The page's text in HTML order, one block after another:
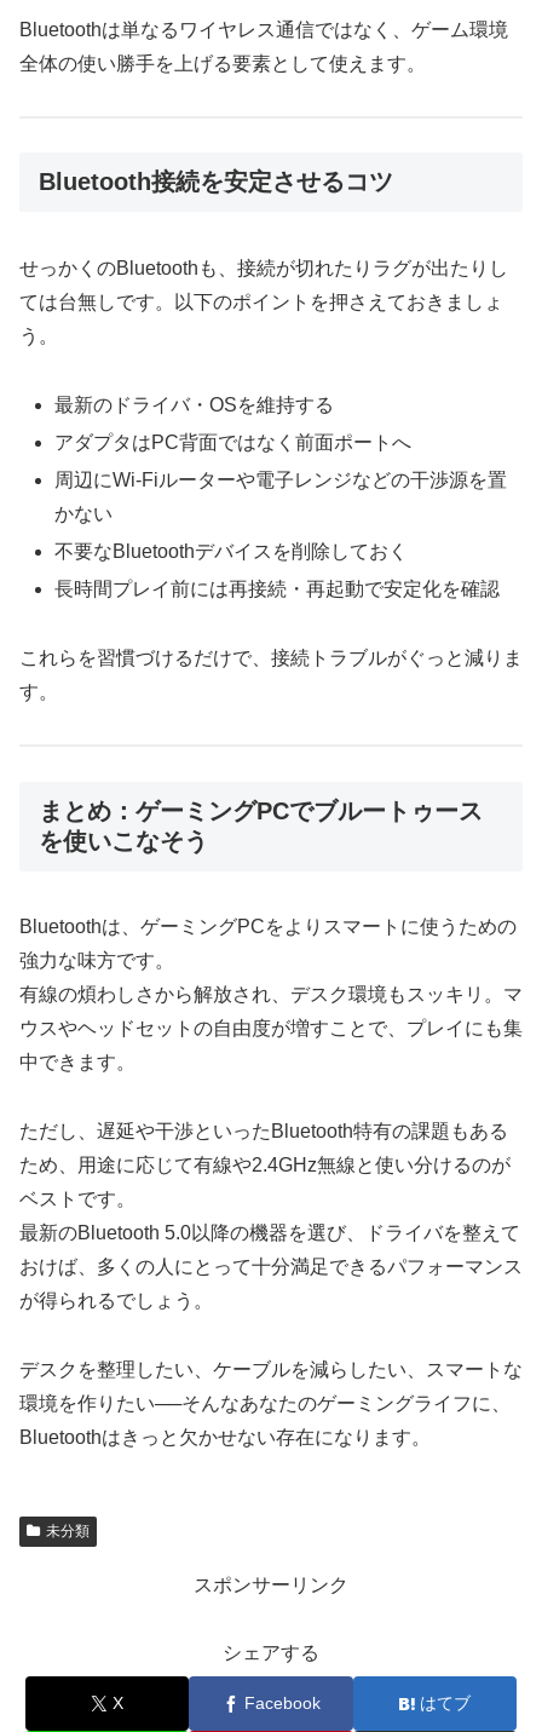
Bluetoothは単なるワイヤレス通信ではなく、ゲーム環境
全体の使い勝手を上げる要素として使えます。
Bluetooth接続を安定させるコツ
せっかくのBluetoothも、接続が切れたりラグが出たりし
ては台無しです。以下のポイントを押さえておきましょ
う。
最新のドライバ・OSを維持する
アダプタはPC背面ではなく前面ポートへ
周辺にWi-Fiルーターや電子レンジなどの干渉源を置
かない
不要なBluetoothデバイスを削除しておく
長時間プレイ前には再接続・再起動で安定化を確認
これらを習慣づけるだけで、接続トラブルがぐっと減りま
す。
まとめ：ゲーミングPCでブルートゥース
を使いこなそう
Bluetoothは、ゲーミングPCをよりスマートに使うための
強力な味方です。
有線の煩わしさから解放され、デスク環境もスッキリ。マ
ウスやヘッドセットの自由度が増すことで、プレイにも集
中できます。
ただし、遅延や干渉といったBluetooth特有の課題もある
ため、用途に応じて有線や2.4GHz無線と使い分けるのが
ベストです。
最新のBluetooth 5.0以降の機器を選び、ドライバを整えて
おけば、多くの人にとって十分満足できるパフォーマンス
が得られるでしょう。
デスクを整理したい、ケーブルを減らしたい、スマートな
環境を作りたい──そんなあなたのゲーミングライフに、
Bluetoothはきっと欠かせない存在になります。
未分類
スポンサーリンク
シェアする
X Facebook はてブ